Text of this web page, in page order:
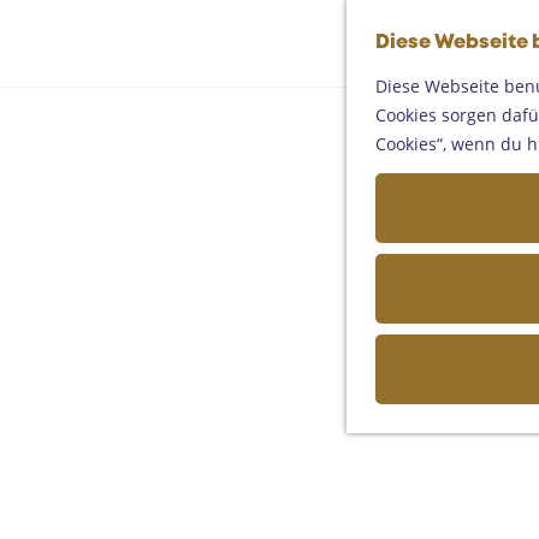
Diese Webseite
Diese Webseite
Cookies sorgen
Cookies“, wenn du